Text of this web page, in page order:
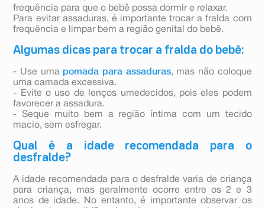
frequência para que o bebê possa dormir e relaxar.
Para evitar assaduras, é importante trocar a fralda com
frequência e limpar bem a região genital do bebê.
Algumas dicas para trocar a fralda do bebê:
- Use uma pomada para assaduras, mas não coloque
uma camada excessiva.
- Evite o uso de lenços umedecidos, pois eles podem
favorecer a assadura.
- Seque muito bem a região íntima com um tecido
macio, sem esfregar.
Qual é a idade recomendada para o
desfralde?
A idade recomendada para o desfralde varia de criança
para criança, mas geralmente ocorre entre os 2 e 3
anos de idade. No entanto, é importante observar os